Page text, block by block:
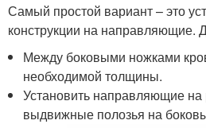
Самый простой вариант – это
конструкции на направляющие.
Между боковыми ножками
необходимой толщины.
Установить направляющие на
выдвижные полозья на